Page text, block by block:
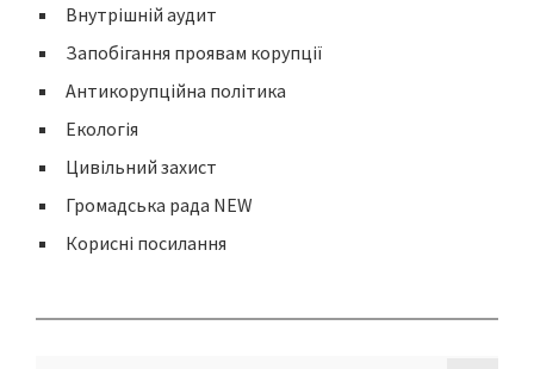
Внутрішній аудит
Запобігання проявам корупції
Антикорупційна політика
Екологія
Цивільний захист
Громадська рада NEW
Корисні посилання